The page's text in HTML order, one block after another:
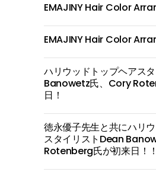
EMAJINY Hair Color
EMAJINY Hair Color
ハリウッドトップヘアス
Banowetz氏、Cory
日！
徳永優子先生と共にハリ
スタイリストDean
Rotenberg氏が初来日！！